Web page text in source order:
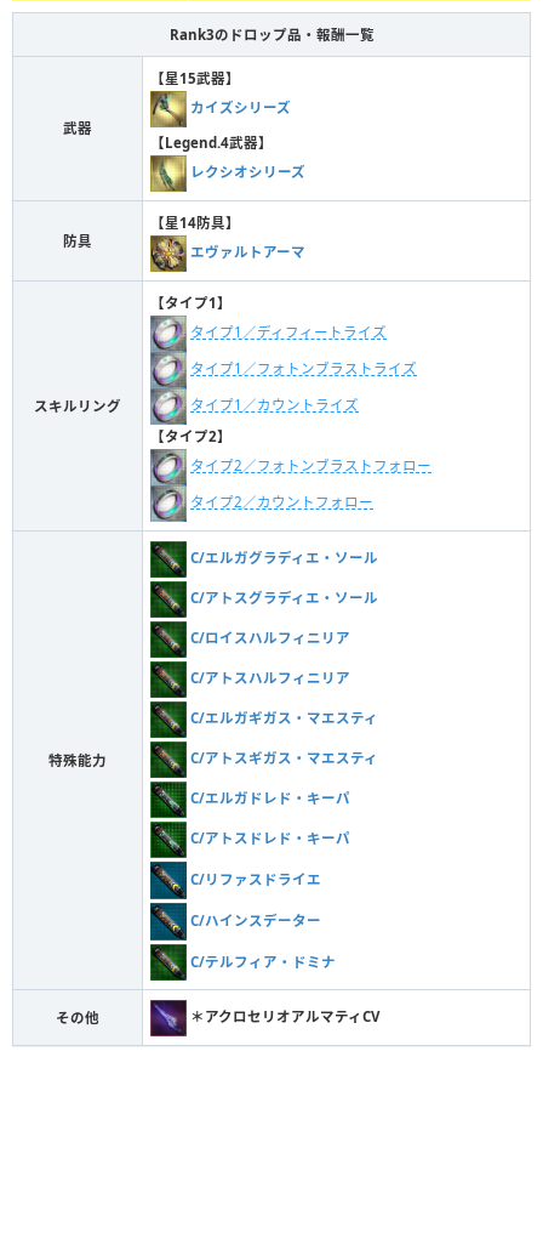
Rank3のドロップ品・報酬一覧
武器
【星15武器】
カイズシリーズ
【Legend.4武器】
レクシオシリーズ
防具
【星14防具】
エヴァルトアーマ
スキルリング
【タイプ1】
タイプ1／ディフィートライズ
タイプ1／フォトンブラストライズ
タイプ1／カウントライズ
【タイプ2】
タイプ2／フォトンブラストフォロー
タイプ2／カウントフォロー
特殊能力
C/エルガグラディエ・ソール
C/アトスグラディエ・ソール
C/ロイスハルフィニリア
C/アトスハルフィニリア
C/エルガギガス・マエスティ
C/アトスギガス・マエスティ
C/エルガドレド・キーパ
C/アトスドレド・キーパ
C/リファスドライエ
C/ハインスデーター
C/テルフィア・ドミナ
その他 ＊アクロセリオアルマティCV